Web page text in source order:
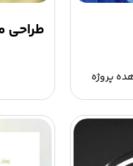
پروژه
طراحی